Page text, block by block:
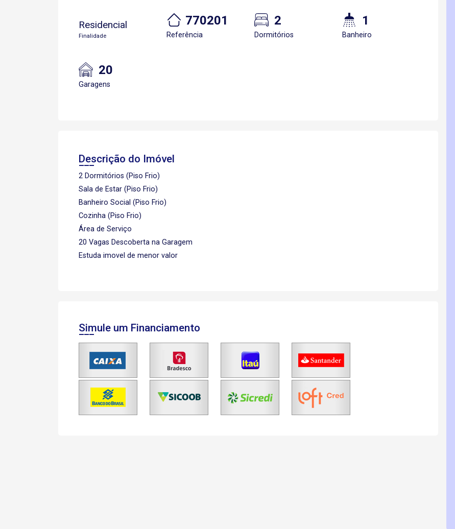
Residencial
Finalidade
770201
Referência
2
Dormitórios
1
Banheiro
20
Garagens
Descrição do Imóvel
2 Dormitórios (Piso Frio)
Sala de Estar (Piso Frio)
Banheiro Social (Piso Frio)
Cozinha (Piso Frio)
Área de Serviço
20 Vagas Descoberta na Garagem
Estuda imovel de menor valor
Simule um Financiamento